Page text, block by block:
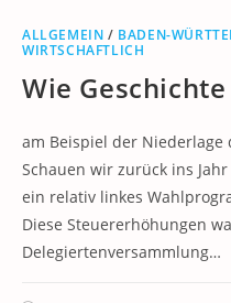
ALLGEMEIN / BADEN-
WIRTSCHAFTLICH
Wie
am Beispiel der Niederlage
Schauen wir zurück ins
ein relativ linkes
Diese Steuererhöhungen
Delegiertenversammlung…